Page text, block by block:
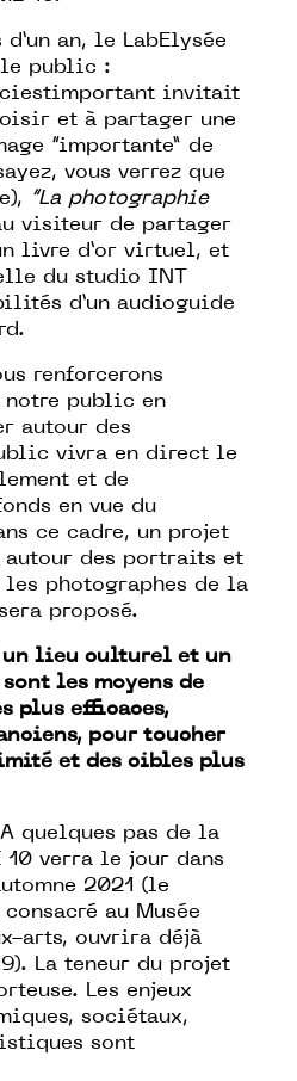
an, le LabElysée
le public :
invitait
et à partager une
“importante” de
vous verrez que
“La photographie
visiteur de partager
livre d’or virtuel, et
du studio INT
d’un audioguide
renforcerons
notre public en
autour des
vivra en direct le
et de
en vue du
ce cadre, un projet
autour des portraits et
photographes de la
proposé.
un lieu culturel et un
les moyens de
plus efficaces,
pour toucher
et des cibles plus
pas de la
10 verra le jour dans
2021 (le
au Musée
arts, ouvrira déjà
La teneur du projet
Les enjeux
sociétaux,
sont